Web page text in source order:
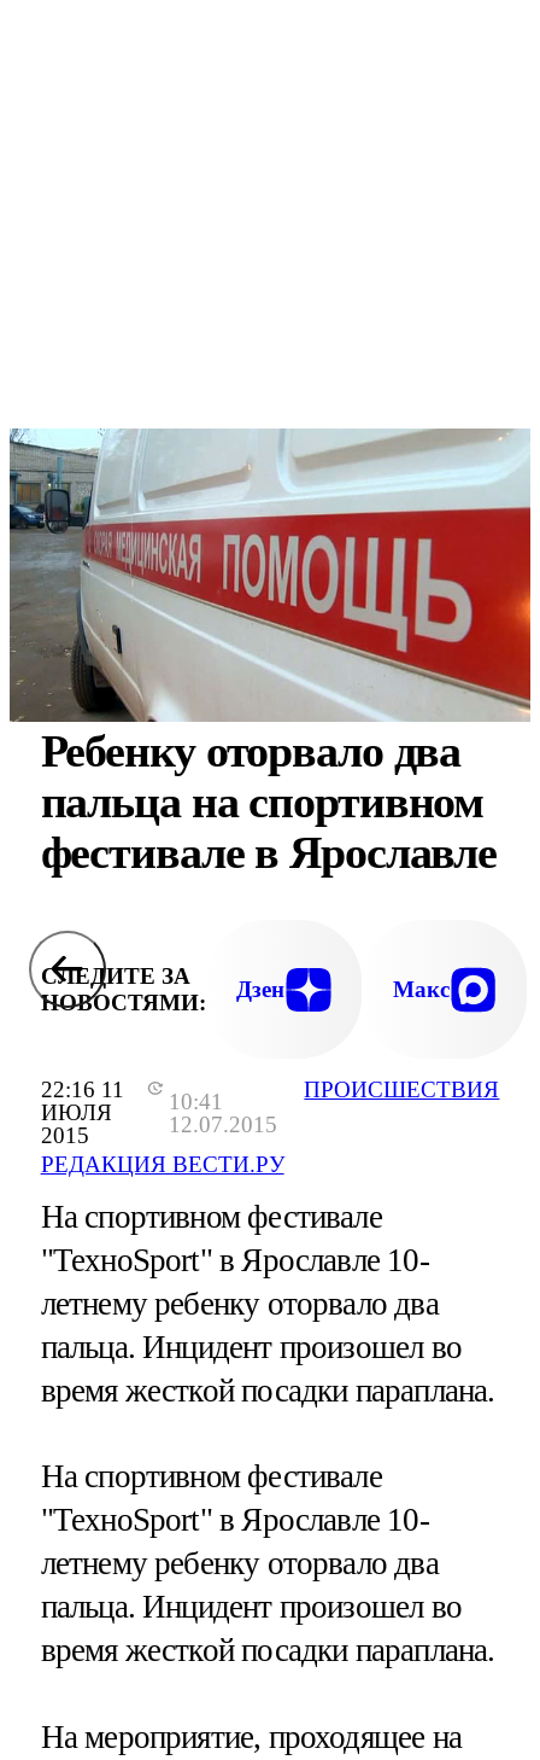
22:16 11
ИЮЛЯ
2015
10:41
12.07.2015
РЕДАКЦИЯ ВЕСТИ.РУ
ПРОИСШЕСТВИЯ
Ребенку оторвало два
пальца на спортивном
фестивале в Ярославле
СЛЕДИТЕ ЗА
НОВОСТЯМИ:
Дзен Макс
На спортивном фестивале
"ТехноSport" в Ярославле 10-
летнему ребенку оторвало два
пальца. Инцидент произошел во
время жесткой посадки параплана.
На спортивном фестивале
"ТехноSport" в Ярославле 10-
летнему ребенку оторвало два
пальца. Инцидент произошел во
время жесткой посадки параплана.
На мероприятие, проходящее на